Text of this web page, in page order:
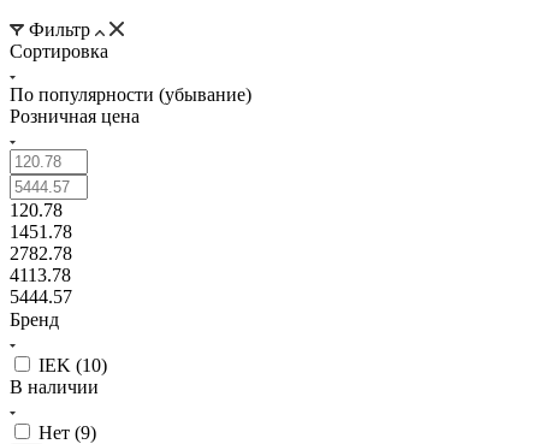
Фильтр
Сортировка
По популярности (убывание)
Розничная цена
120.78
1451.78
2782.78
4113.78
5444.57
Бренд
IEK (10)
В наличии
Нет (9)